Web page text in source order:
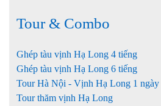
Tour & Combo
Ghép tàu vịnh Hạ Long 4 tiếng
Ghép tàu vịnh Hạ Long 6 tiếng
Tour Hà Nội - Vịnh Hạ Long 1 ngày
Tour thăm vịnh Hạ Long